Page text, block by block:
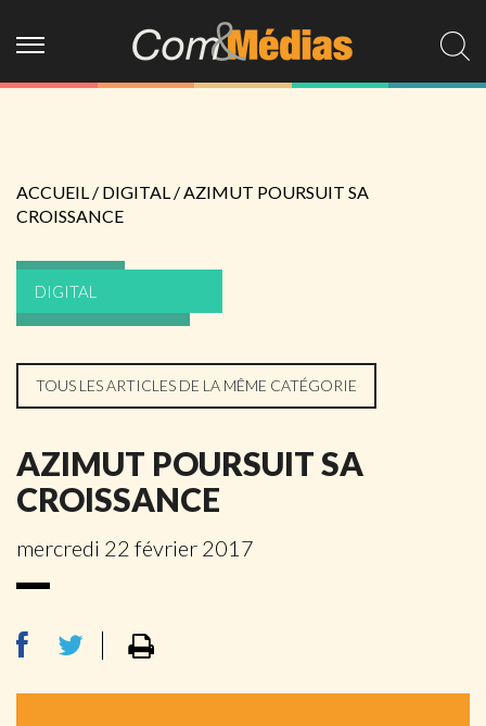
ACCUEIL / DIGITAL /AZIMUT POURSUIT SA
CROISSANCE
DIGITAL
TOUS LES ARTICLES DE LA MÊME CATÉGORIE
AZIMUT POURSUIT SA
CROISSANCE
mercredi 22 février 2017